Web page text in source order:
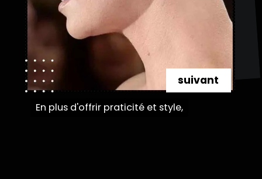
En plus d'offrir praticité et style,
En plus d'offrir praticité et style,
suivant